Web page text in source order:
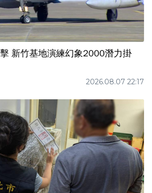
新竹基地演練幻象2000潛力掛
2026.08.07 22:17